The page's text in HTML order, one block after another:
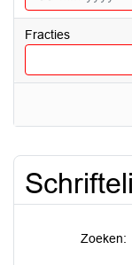
Fracties
Zoeken: